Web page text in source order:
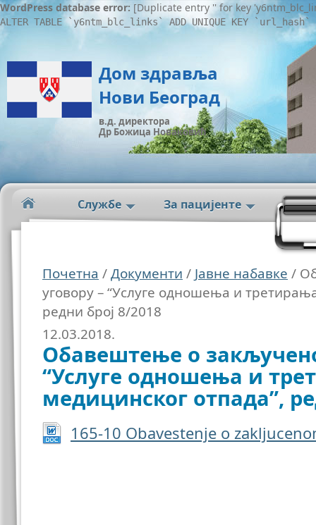
WordPress database error: [Duplicate entry '' for key
ALTER TABLE `y6ntm_blc_links` ADD UNIQUE KEY
Дом здравља
Нови Београд
в.д. директора
Др Божица Новаковић
Службе За пацијенте
Почетна /Документи / Јавне набавке /
уговору – “Услуге одношења и
редни број 8/2018
12.03.2018.
Обавештење о
“Услуге одношења и
медицинског отпада”,
165-10 Obavestenje o